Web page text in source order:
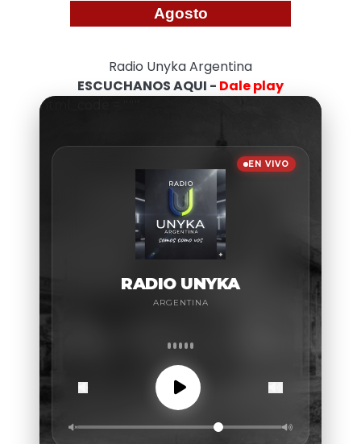
Agosto
Radio Unyka Argentina
ESCUCHANOS AQUI - Dale play